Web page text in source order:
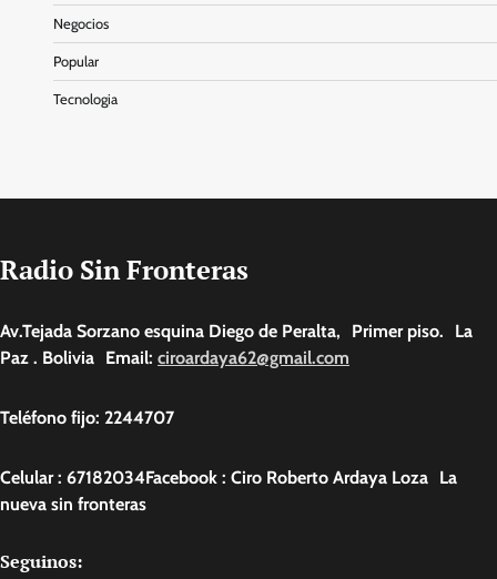
Negocios
Popular
Tecnologia
Radio Sin Fronteras
Av.Tejada Sorzano esquina Diego de Peralta, Primer piso. La
Paz . Bolivia Email: ciroardaya62@gmail.com
Teléfono fijo: 2244707
Celular : 67182034Facebook : Ciro Roberto Ardaya Loza La
nueva sin fronteras
Seguinos: